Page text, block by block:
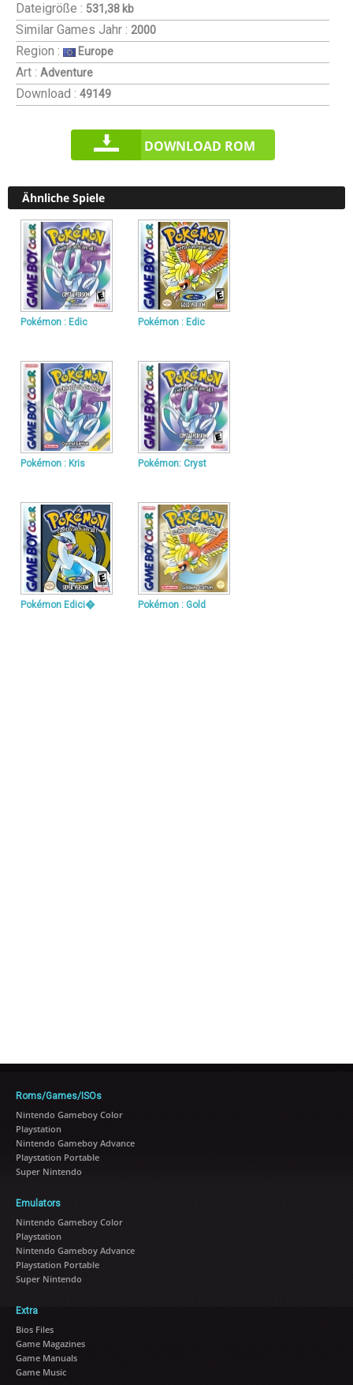
Dateigröße : 531,38 kb
Similar Games Jahr : 2000
Region : Europe
Art : Adventure
Download : 49149
DOWNLOAD ROM
Ähnliche Spiele
Pokémon : Edic Pokémon : Edic
Pokémon : Kris Pokémon: Cryst
Pokémon Edici� Pokémon : Gold
Roms/Games/ISOs
Nintendo Gameboy Color
Playstation
Nintendo Gameboy Advance
Playstation Portable
Super Nintendo
Emulators
Nintendo Gameboy Color
Playstation
Nintendo Gameboy Advance
Playstation Portable
Super Nintendo
Extra
Bios Files
Game Magazines
Game Manuals
Game Music